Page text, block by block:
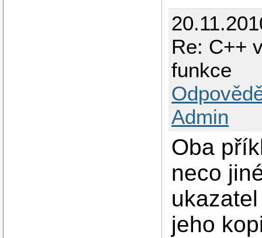
Re: C++
funkce
Admin
Oba
neco
jeho